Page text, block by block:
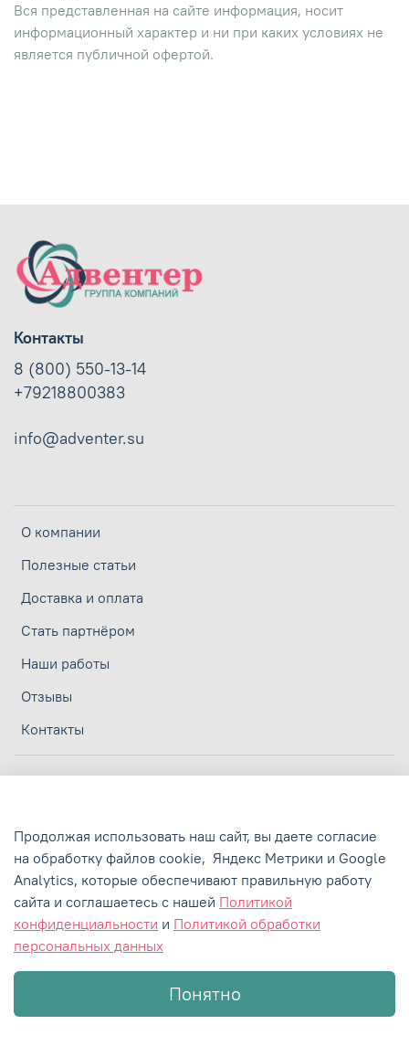
Вся представленная на сайте информация, носит
информационный характер и ни при каких условиях не
является публичной офертой.
О компании
Полезные статьи
Доставка и оплата
Стать партнёром
Наши работы
Отзывы
Контакты
Личный кабинет
Политика обработки персональных данных
Пользовательское соглашение
Сертификаты и лицензии
Контакты
8 (800) 550-13-14
+79218800383
info@adventer.su
Продолжая использовать наш сайт, вы даете согласие
на обработку файлов cookie, Яндекс Метрики и Google
Analytics, которые обеспечивают правильную работу
сайта и соглашаетесь с нашей Политикой
конфиденциальности и Политикой обработки
персональных данных
Понятно